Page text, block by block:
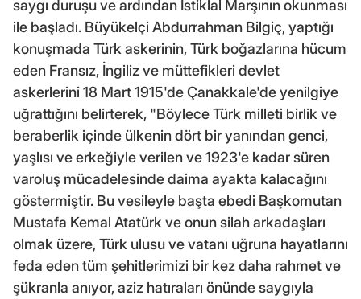
saygı duruşu ve ardından İstiklal Marşının okunması
ile başladı. Büyükelçi Abdurrahman Bilgiç, yaptığı
konuşmada Türk askerinin, Türk boğazlarına hücum
eden Fransız, İngiliz ve müttefikleri devlet
askerlerini 18 Mart 1915'de Çanakkale'de yenilgiye
uğrattığını belirterek, "Böylece Türk milleti birlik ve
beraberlik içinde ülkenin dört bir yanından genci,
yaşlısı ve erkeğiyle verilen ve 1923'e kadar süren
varoluş mücadelesinde daima ayakta kalacağını
göstermiştir. Bu vesileyle başta ebedi Başkomutan
Mustafa Kemal Atatürk ve onun silah arkadaşları
olmak üzere, Türk ulusu ve vatanı uğruna hayatlarını
feda eden tüm şehitlerimizi bir kez daha rahmet ve
şükranla anıyor, aziz hatıraları önünde saygıyla